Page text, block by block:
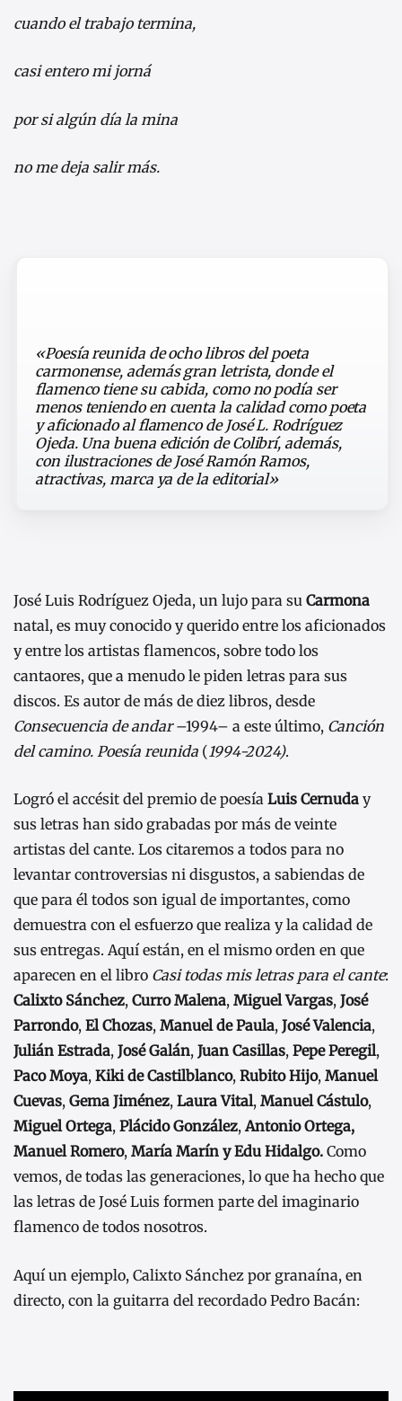
cuando el trabajo termina,
casi entero mi jorná
por si algún día la mina
no me deja salir más.
«Poesía reunida de ocho libros del poeta
carmonense, además gran letrista, donde el
flamenco tiene su cabida, como no podía ser
menos teniendo en cuenta la calidad como poeta
y aficionado al flamenco de José L. Rodríguez
Ojeda. Una buena edición de Colibrí, además,
con ilustraciones de José Ramón Ramos,
atractivas, marca ya de la editorial»
José Luis Rodríguez Ojeda, un lujo para su Carmona
natal, es muy conocido y querido entre los aficionados
y entre los artistas flamencos, sobre todo los
cantaores, que a menudo le piden letras para sus
discos. Es autor de más de diez libros, desde
Consecuencia de andar–1994– a este último, Canción
del camino. Poesía reunida ( 1994-2024).
Logró el accésit del premio de poesía Luis Cernuda y
sus letras han sido grabadas por más de veinte
artistas del cante. Los citaremos a todos para no
levantar controversias ni disgustos, a sabiendas de
que para él todos son igual de importantes, como
demuestra con el esfuerzo que realiza y la calidad de
sus entregas. Aquí están, en el mismo orden en que
aparecen en el libro Casi todas mis letras para el cante:
Calixto Sánchez, Curro Malena, Miguel Vargas, José
Parrondo, El Chozas, Manuel de Paula, José Valencia,
Julián Estrada, José Galán, Juan Casillas, Pepe Peregil,
Paco Moya, Kiki de Castilblanco, Rubito Hijo, Manuel
Cuevas, Gema Jiménez, Laura Vital, Manuel Cástulo,
Miguel Ortega, Plácido González,Antonio Ortega,
Manuel Romero, María Marín y Edu Hidalgo. Como
vemos, de todas las generaciones, lo que ha hecho que
las letras de José Luis formen parte del imaginario
flamenco de todos nosotros.
Aquí un ejemplo, Calixto Sánchez por granaína, en
directo, con la guitarra del recordado Pedro Bacán: